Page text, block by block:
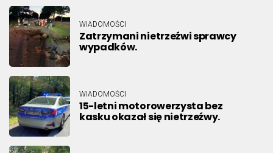
WIADOMOŚCI
Zatrzymani nietrzeźwi sprawcy
wypadków.
WIADOMOŚCI
15-letni motorowerzysta bez
kasku okazał się nietrzeźwy.